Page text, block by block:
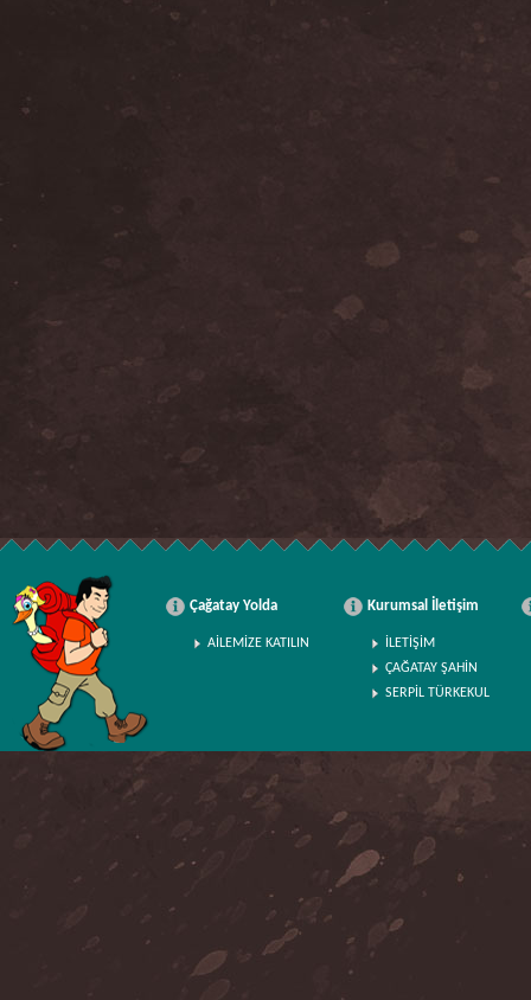
Çağatay Yolda
AİLEMİZE KATILIN
Kurumsal İletişim
İLETİŞİM
ÇAĞATAY ŞAHİN
SERPİL TÜRKEKUL